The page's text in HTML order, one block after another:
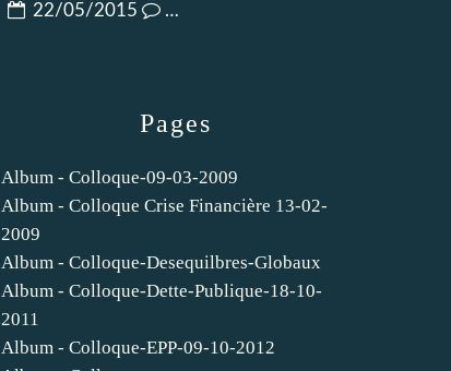
Pages
Album - Colloque-09-03-2009
Album - Colloque Crise Financière 13-02-
2009
Album - Colloque-Desequilbres-Globaux
Album - Colloque-Dette-Publique-18-10-
2011
Album - Colloque-EPP-09-10-2012
22/05/2015 …